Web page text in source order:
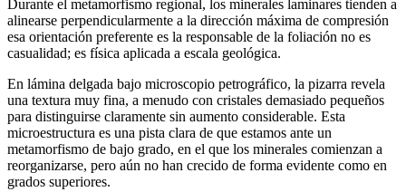
Durante el metamorfismo regional, los minerales laminares tienden a
alinearse perpendicularmente a la dirección máxima de compresión
esa orientación preferente es la responsable de la foliación no es
casualidad; es física aplicada a escala geológica.
En lámina delgada bajo microscopio petrográfico, la pizarra revela
una textura muy fina, a menudo con cristales demasiado pequeños
para distinguirse claramente sin aumento considerable. Esta
microestructura es una pista clara de que estamos ante un
metamorfismo de bajo grado, en el que los minerales comienzan a
reorganizarse, pero aún no han crecido de forma evidente como en
grados superiores.